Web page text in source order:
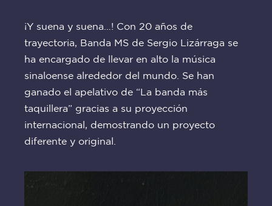
¡Y suena y suena…! Con 20 años de
trayectoria, Banda MS de Sergio Lizárraga se
ha encargado de llevar en alto la música
sinaloense alrededor del mundo. Se han
ganado el apelativo de “La banda más
taquillera” gracias a su proyección
internacional, demostrando un proyecto
diferente y original.